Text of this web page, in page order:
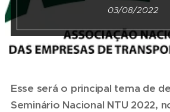
03/08/2022
Esse será o principal tema de
Seminário Nacional NTU 2022,